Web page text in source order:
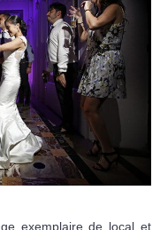
exemplaire de local et